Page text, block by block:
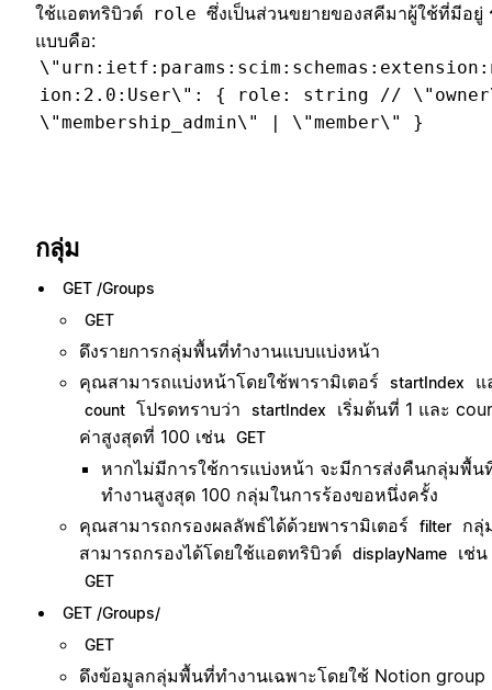
ใช้แอตทริบิวต์ role ซึ่งเป็นส่วนขยายของสคีมาผู้ใช้ที่มีอยู่
แบบคือ:
ion:2.0:User\": { role: string //
\"membership_admin\" | \"member\" }
กลุ่ม
GET /Groups
GET
ดึงรายการกลุ่มพื้นที่ทำงานแบบแบ่งหน้า
คุณสามารถแบ่งหน้าโดยใช้พารามิเตอร์
startIndex แ
count โปรดทราบว่า startIndex
เริ่มต้นที่ 1 และ
ค่าสูงสุดที่ 100 เช่น GET
หากไม่มีการใช้การแบ่งหน้า จะมีการส่งคืนกลุ่มพื้น
ทำงานสูงสุด 100 กลุ่มในการร้องขอหนึ่งครั้ง
คุณสามารถกรองผลลัพธ์ได้ด้วยพารามิเตอร์
filter
กลุ่
สามารถกรองได้โดยใช้แอตทริบิวต์ displayName เช่น
GET
GET /Groups/
GET
ดึงข้อมูลกลุ่มพื้นที่ทำงานเฉพาะโดยใช้ Notion group